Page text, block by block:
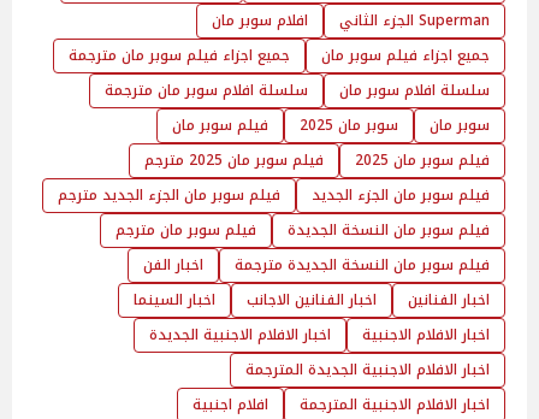
Superman الجزء الثاني
افلام سوبر مان
جميع اجزاء فيلم سوبر مان
جميع اجزاء فيلم سوبر مان مترجمة
سلسلة افلام سوبر مان
سلسلة افلام سوبر مان مترجمة
سوبر مان
سوبر مان 2025
فيلم سوبر مان
فيلم سوبر مان 2025
فيلم سوبر مان 2025 مترجم
فيلم سوبر مان الجزء الجديد
فيلم سوبر مان الجزء الجديد مترجم
فيلم سوبر مان النسخة الجديدة
فيلم سوبر مان مترجم
فيلم سوبر مان النسخة الجديدة مترجمة
اخبار الفن
اخبار الفنانين
اخبار الفنانين الاجانب
اخبار السينما
اخبار الافلام الاجنبية
اخبار الافلام الاجنبية الجديدة
اخبار الافلام الاجنبية الجديدة المترجمة
اخبار الافلام الاجنبية المترجمة
افلام اجنبية